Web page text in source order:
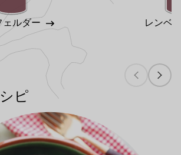
ェルダー レンベ
ピ